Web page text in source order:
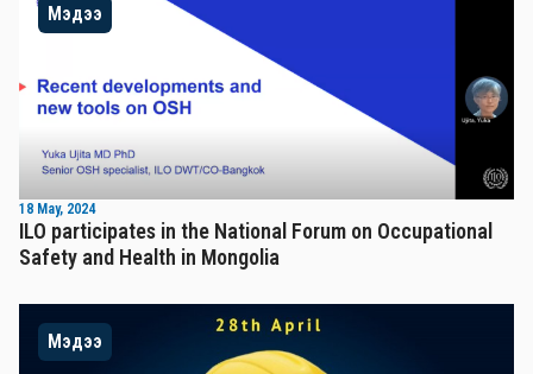
Мэдээ
18 May, 2024
ILO participates in the National Forum on Occupational
Safety and Health in Mongolia
Мэдээ